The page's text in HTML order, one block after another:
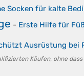
Socken für kalte
- Erste Hilfe für
Ausrüstung bei
Käufen, ohne